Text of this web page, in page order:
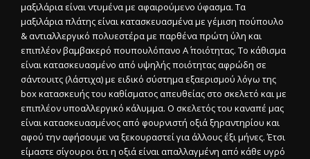
μαξιλάρια είναι ντυμένα με αφαιρούμενο ύφασμα. Τα
μαξιλάρια πλάτης είναι κατασκευασμένα με γέμιση πούπουλο
& αντιαλλεργικό πολυεστέρα με παρθένα πρώτη ύλη και
επιπλέον βαμβακερό πουπουλόπανο Α΄ ποιότητας. Το κάθισμα
είναι κατασκευασμένο από υψηλής ποιότητας αφρώδη σε
σάντουιτς (λάστιχα) με ειδικό σύστημα εξαερισμού λόγω της
box κατασκευής του καθίσματος απευθείας στο σκελετό και με
επιπλέον υποαλλεργικό κάλυμμα. Ο σκελετός του καναπέ μας
είναι κατασκευασμένος από φουρνιστή οξιά ξηραντηρίου και
αφού την αφήσουμε να ξεκουραστεί για άλλους έξι μήνες. Έτσι
είμαστε σίγουροι ότι η οξιά είναι απαλλαγμένη από κάθε υγρό